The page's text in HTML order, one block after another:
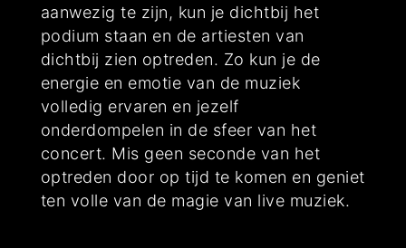
aanwezig te zijn, kun je dichtbij het
podium staan en de artiesten van
dichtbij zien optreden. Zo kun je de
energie en emotie van de muziek
volledig ervaren en jezelf
onderdompelen in de sfeer van het
concert. Mis geen seconde van het
optreden door op tijd te komen en geniet
ten volle van de magie van live muziek.